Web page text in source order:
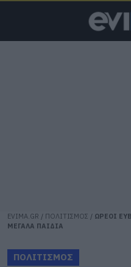
EVIMA.GR / ΠΟΛΙΤΙΣΜΟΣ / ΩΡΕΟΙ
ΜΕΓΑΛΑ ΠΑΙΔΙΑ
ΠΟΛΙΤΙΣΜΟΣ